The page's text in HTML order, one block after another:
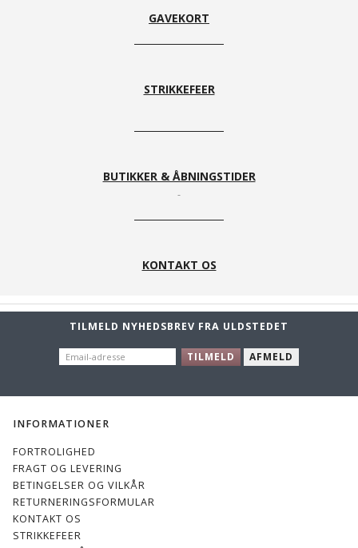
GAVEKORT
STRIKKEFEER
BUTIKKER & ÅBNINGSTIDER
KONTAKT OS
TILMELD NYHEDSBREV FRA ULDSTEDET
EMAIL-
ADRESSE
TILMELD AFMELD
INFORMATIONER
FORTROLIGHED
FRAGT OG LEVERING
BETINGELSER OG VILKÅR
RETURNERINGSFORMULAR
KONTAKT OS
STRIKKEFEER